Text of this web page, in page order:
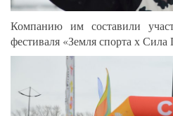
Компанию им составили
фестиваля «Земля спорта х